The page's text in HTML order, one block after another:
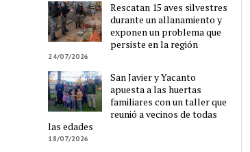
Rescatan 15 aves silvestres
durante un allanamiento y
exponen un problema que
persiste en la región
24/07/2026
San Javier y Yacanto
apuesta a las huertas
familiares con un taller que
reunió a vecinos de todas
las edades
18/07/2026